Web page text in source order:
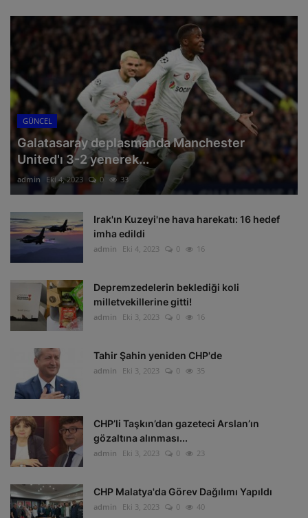
GÜNCEL
Galatasaray deplasmanda Manchester
United'ı 3-2 yenerek...
admin Eki 4, 2023 0 33
Irak'ın Kuzeyi'ne hava harekatı: 16 hedef
imha edildi
admin Eki 4, 2023 0 16
Depremzedelerin beklediği koli
milletvekillerine gitti!
admin Eki 3, 2023 0 16
Tahir Şahin yeniden CHP'de
admin Eki 3, 2023 0 35
CHP’li Taşkın’dan gazeteci Arslan’ın
gözaltına alınması...
admin Eki 3, 2023 0 23
CHP Malatya'da Görev Dağılımı Yapıldı
admin Eki 3, 2023 0 40